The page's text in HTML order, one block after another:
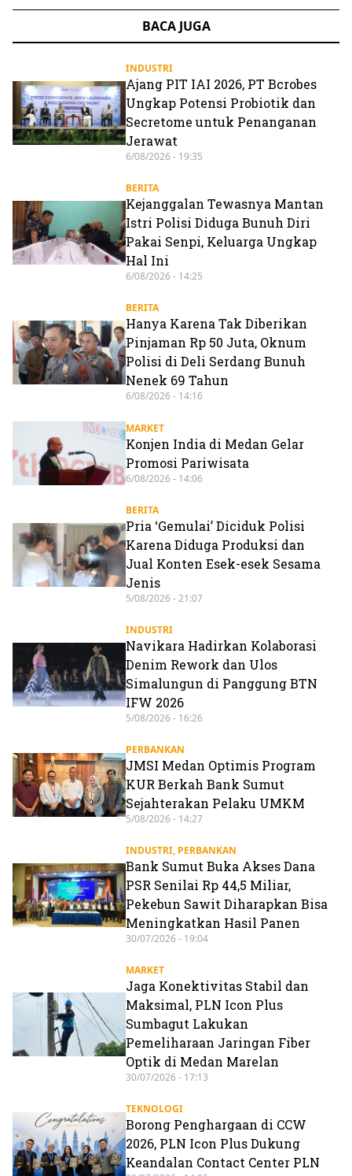
BACA JUGA
INDUSTRI
Ajang PIT IAI 2026, PT Bcrobes
Ungkap Potensi Probiotik dan
Secretome untuk Penanganan
Jerawat
6/08/2026 - 19:35
BERITA
Kejanggalan Tewasnya Mantan
Istri Polisi Diduga Bunuh Diri
Pakai Senpi, Keluarga Ungkap
Hal Ini
6/08/2026 - 14:25
BERITA
Hanya Karena Tak Diberikan
Pinjaman Rp 50 Juta, Oknum
Polisi di Deli Serdang Bunuh
Nenek 69 Tahun
6/08/2026 - 14:16
MARKET
Konjen India di Medan Gelar
Promosi Pariwisata
6/08/2026 - 14:06
BERITA
Pria ‘Gemulai’ Diciduk Polisi
Karena Diduga Produksi dan
Jual Konten Esek-esek Sesama
Jenis
5/08/2026 - 21:07
INDUSTRI
Navikara Hadirkan Kolaborasi
Denim Rework dan Ulos
Simalungun di Panggung BTN
IFW 2026
5/08/2026 - 16:26
PERBANKAN
JMSI Medan Optimis Program
KUR Berkah Bank Sumut
Sejahterakan Pelaku UMKM
5/08/2026 - 14:27
INDUSTRI, PERBANKAN
Bank Sumut Buka Akses Dana
PSR Senilai Rp 44,5 Miliar,
Pekebun Sawit Diharapkan Bisa
Meningkatkan Hasil Panen
30/07/2026 - 19:04
MARKET
Jaga Konektivitas Stabil dan
Maksimal, PLN Icon Plus
Sumbagut Lakukan
Pemeliharaan Jaringan Fiber
Optik di Medan Marelan
30/07/2026 - 17:13
TEKNOLOGI
Borong Penghargaan di CCW
2026, PLN Icon Plus Dukung
Keandalan Contact Center PLN